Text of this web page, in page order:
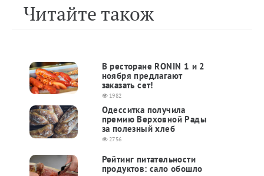
Читайте також
В ресторане RONIN 1 и 2
ноября предлагают
заказать сет!
1982
Одесситка получила
премию Верховной Рады
за полезный хлеб
2756
Рейтинг питательности
продуктов: сало обошло